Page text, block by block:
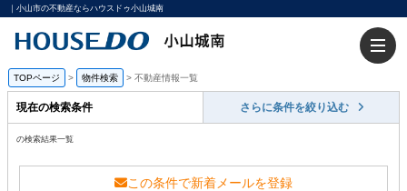
｜小山市の不動産ならハウスドゥ小山城南
TOPページ > 物件検索 > 不動産情報一覧
現在の検索条件 さらに条件を絞り込む
の検索結果一覧
この条件で新着メールを登録